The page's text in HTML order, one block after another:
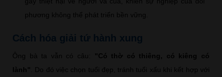
phương không thể phát triển bền vững.
Cách hóa giải tứ hành xung
Ông bà ta vẫn có câu: "Có thờ có thiêng, có kiêng có
lành"
. Do đó việc chọn tuổi đẹp, tránh tuổi xấu khi kết hợp với